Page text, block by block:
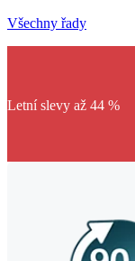
Všechny řady
Letní slevy až 44 %